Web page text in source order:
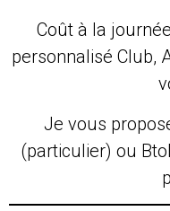
Coût à la
personnalisé Club,
Je vous
(particulier) ou